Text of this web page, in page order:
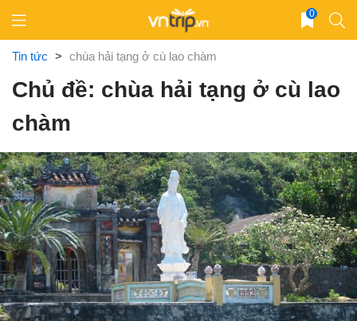
content
0
Tin tức > chùa hải tạng ở cù lao chàm
Chủ đề: chùa hải tạng ở cù lao
chàm